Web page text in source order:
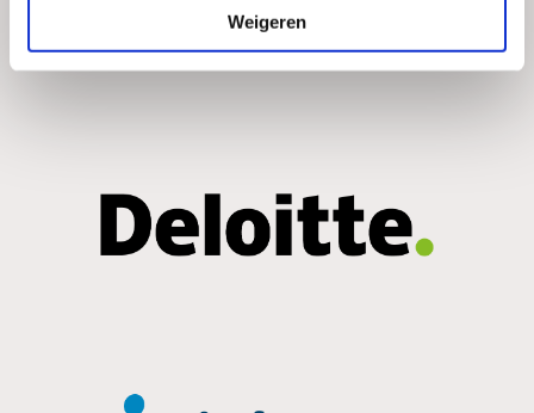
Weigeren